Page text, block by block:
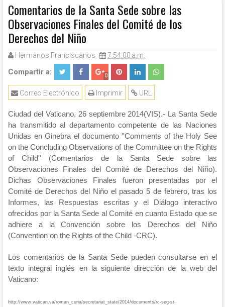
Comentarios de la Santa Sede sobre las
Observaciones Finales del Comité de los
Derechos del Niño
Hermanos Franciscanos 7:54:00 a.m.
Compartir a: 0
URL
Imprimir
Correo Electrónico
Ciudad del Vaticano, 26 septiembre 2014(VIS).- La Santa Sede
ha transmitido al departamento competente de las Naciones
Unidas en Ginebra el documento ''Comments of the Holy See
on the Concluding Observations of the Committee on the Rights
of Child'' (Comentarios de la Santa Sede sobre las
Observaciones Finales del Comité de Derechos del Niño).
Dichas Observaciones Finales fueron presentadas por el
Comité de Derechos del Niño el pasado 5 de febrero, tras los
Informes, las Respuestas escritas y el Diálogo interactivo
ofrecidos por la Santa Sede al Comité en cuanto Estado que se
adhiere a la Convención sobre los Derechos del Niño
(Convention on the Rights of the Child -CRC).
Los comentarios de la Santa Sede pueden consultarse en el
texto integral inglés en la siguiente dirección de la web del
Vaticano:
http://www.vatican.va/roman_curia/secretariat_state/2014/documents/rc-seg-st-